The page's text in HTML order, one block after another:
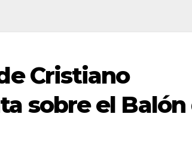
Cristiano
sobre el Balón